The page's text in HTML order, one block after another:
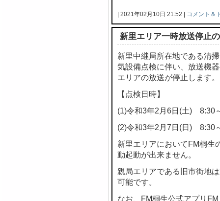
| 2021年02月10日 21:52 | コメント＆
新里エリア一時放送停止
新里中継局所在地である清
気設備点検に伴い、放送機
エリアの放送が停止します。
【点検日時】
(1)令和3年2月6日(土) 8:30
(2)令和3年2月7日(日) 8:30
新里エリアにおいてFM桐生
動起動が出来ません。
親局エリアである旧市街地
可能です。
なお、FM桐生公式アプリ